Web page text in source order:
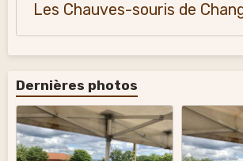
Les Chauves-souris de
Dernières photos